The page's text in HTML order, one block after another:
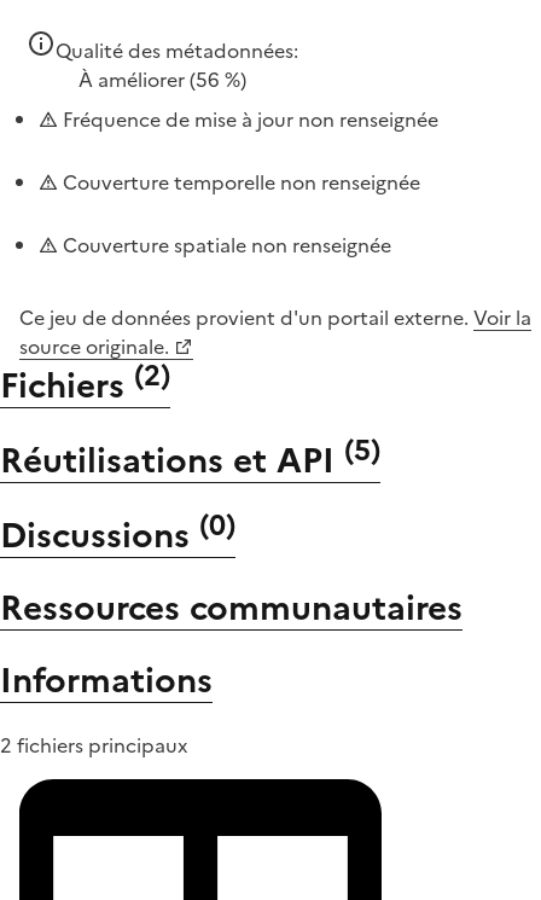
Qualité des métadonnées:
À améliorer(56 %)
Fréquence de mise à jour non renseignée
Couverture temporelle non renseignée
Couverture spatiale non renseignée
Ce jeu de données provient d'un portail externe. Voir la
source originale.
Fichiers (2)
Réutilisations et API (5)
Discussions (0)
Ressources communautaires
Informations
2 fichiers principaux